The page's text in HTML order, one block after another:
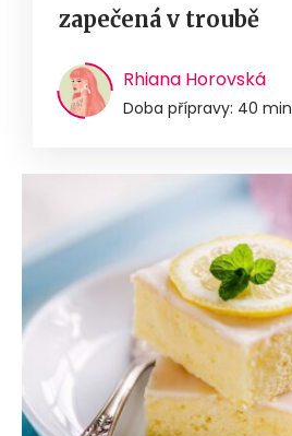
zapečená v troubě
Rhiana Horovská
Doba přípravy: 40 min